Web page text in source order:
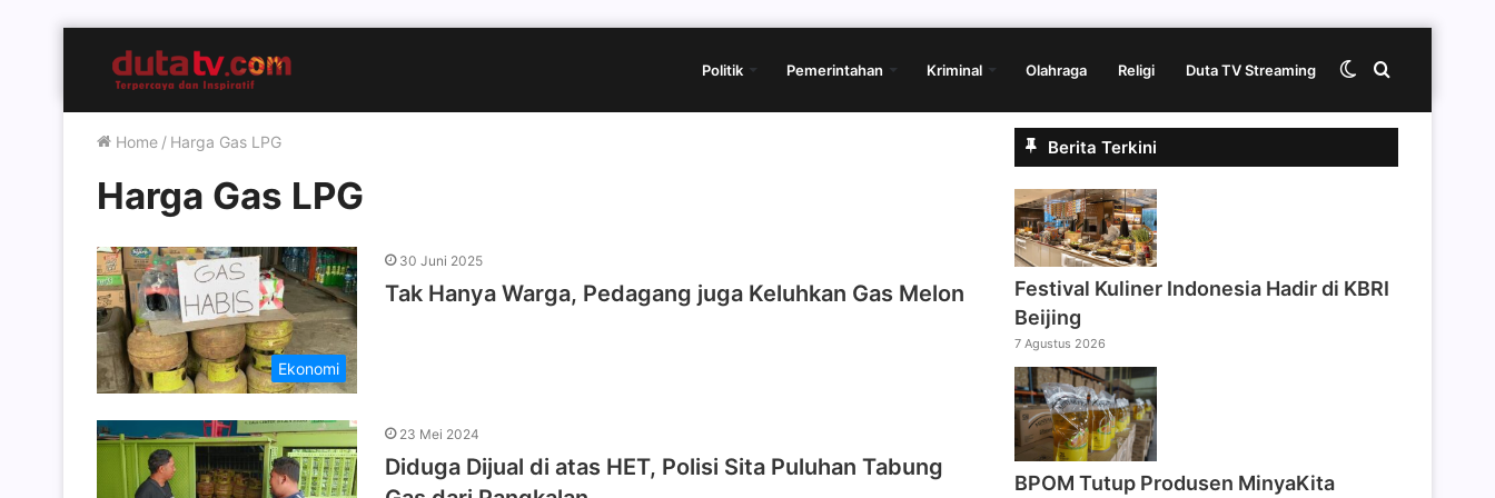
Politik Pemerintahan Kriminal Olahraga Religi Duta TV Streaming Cari
Switch
Home / Harga Gas LPG
Harga Gas LPG
Ekonomi
30 Juni 2025
Tak Hanya Warga, Pedagang juga Keluhkan Gas Melon
23 Mei 2024
Diduga Dijual di atas HET, Polisi Sita Puluhan Tabung
Berita Terkini
Festival Kuliner Indonesia Hadir di KBRI
Beijing
7 Agustus 2026
BPOM Tutup Produsen MinyaKita